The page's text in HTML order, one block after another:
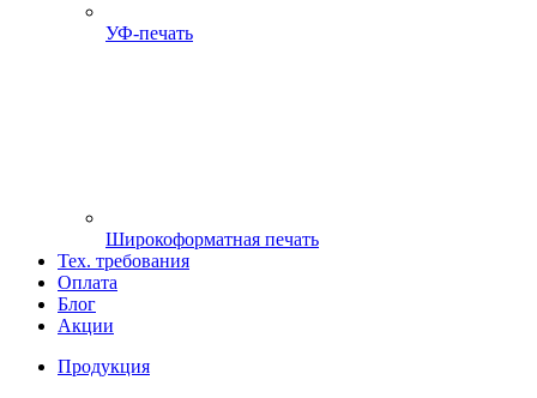
УФ-печать
Широкоформатная печать
Тех. требования
Оплата
Блог
Акции
Продукция